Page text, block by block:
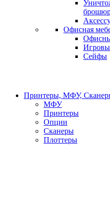
Офисная
Сейфы
Принтеры, МФУ,
МФУ
Принтеры
Опции
Сканеры
Плоттеры